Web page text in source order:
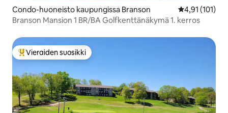
Condo-huoneisto kaupungissa Branson
4,91 (101)
Branson Mansion 1 BR/BA Golfkenttänäkymä 1. kerros
Vieraiden suosikkien parhaimmistoa
Vieraiden suosikki